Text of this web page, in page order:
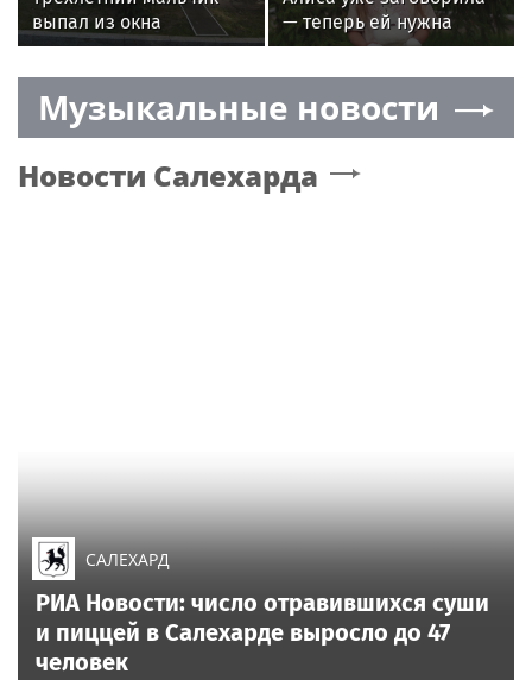
выпал из окна
квартиры в центре
Москвы
— теперь ей нужна
помощь, чтобы
говорить еще лучше
Музыкальные новости
Новости Салехарда
САЛЕХАРД
РИА Новости: число отравившихся суши
и пиццей в Салехарде выросло до 47
человек